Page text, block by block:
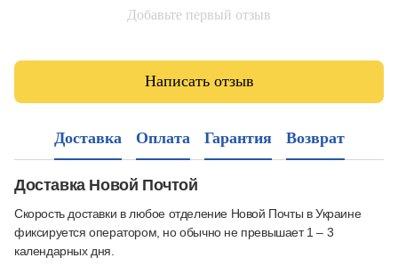
Добавьте первый отзыв
Написать отзыв
Доставка Оплата Гарантия Возврат
Доставка Новой Почтой
Скорость доставки в любое отделение Новой Почты в Украине
фиксируется оператором, но обычно не превышает 1 – 3
календарных дня.